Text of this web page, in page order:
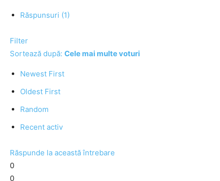
Răspunsuri (1)
Filter
Sortează după: Cele mai multe voturi
Newest First
Oldest First
Random
Recent activ
Răspunde la această întrebare
0
0